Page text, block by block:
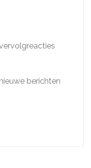
berichten